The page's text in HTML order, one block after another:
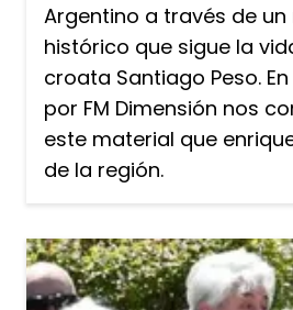
Argentino a través de
histórico que sigue la
croata Santiago Peso. En
por FM Dimensión nos
este material que
de la región.